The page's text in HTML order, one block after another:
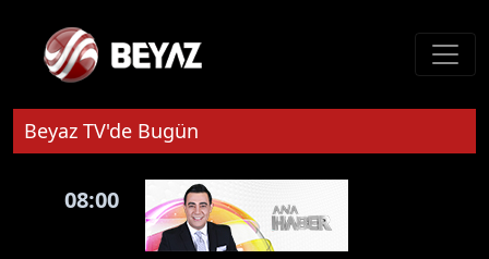
Beyaz TV'de Bugün
08:00